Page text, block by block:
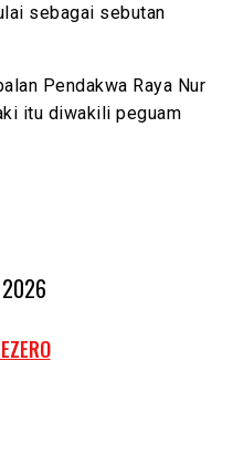
sebagai sebutan
Pendakwa Raya Nur
itu diwakili peguam